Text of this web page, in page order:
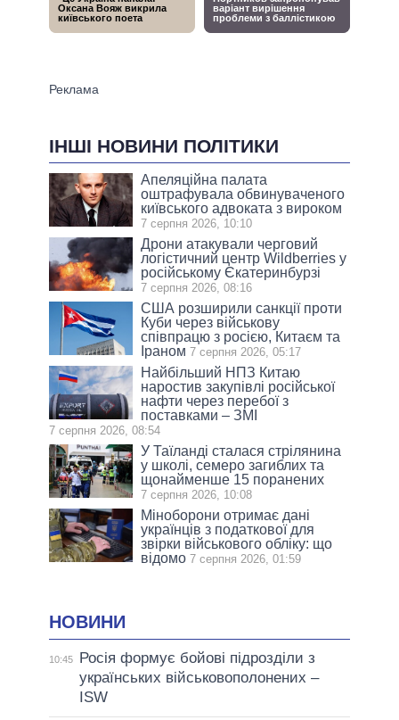
ІНШІ НОВИНИ ПОЛІТИКИ
Апеляційна палата
оштрафувала обвинуваченого
київського адвоката з вироком
7 серпня 2026, 10:10
Дрони атакували черговий
логістичний центр Wildberries у
російському Єкатеринбурзі
7 серпня 2026, 08:16
США розширили санкції проти
Куби через військову
співпрацю з росією, Китаєм та
Іраном 7 серпня 2026, 05:17
Найбільший НПЗ Китаю
наростив закупівлі російської
нафти через перебої з
поставками – ЗМІ
7 серпня 2026, 08:54
У Таїланді сталася стрілянина
у школі, семеро загиблих та
щонайменше 15 поранених
7 серпня 2026, 10:08
Міноборони отримає дані
українців з податкової для
звірки військового обліку: що
відомо 7 серпня 2026, 01:59
НОВИНИ
10:45
Росія формує бойові підрозділи з
українських військовополонених –
ISW